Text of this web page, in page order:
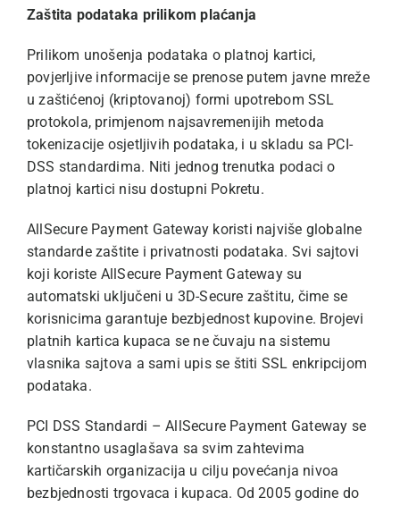
Zaštita podataka prilikom plaćanja
Prilikom unošenja podataka o platnoj kartici,
povjerljive informacije se prenose putem javne mreže
u zaštićenoj (kriptovanoj) formi upotrebom SSL
protokola, primjenom najsavremenijih metoda
tokenizacije osjetljivih podataka, i u skladu sa PCI-
DSS standardima. Niti jednog trenutka podaci o
platnoj kartici nisu dostupni Pokretu.
AllSecure Payment Gateway koristi najviše globalne
standarde zaštite i privatnosti podataka. Svi sajtovi
koji koriste AllSecure Payment Gateway su
automatski uključeni u 3D-Secure zaštitu, čime se
korisnicima garantuje bezbjednost kupovine. Brojevi
platnih kartica kupaca se ne čuvaju na sistemu
vlasnika sajtova a sami upis se štiti SSL enkripcijom
podataka.
PCI DSS Standardi – AllSecure Payment Gateway se
konstantno usaglašava sa svim zahtevima
kartičarskih organizacija u cilju povećanja nivoa
bezbjednosti trgovaca i kupaca. Od 2005 godine do